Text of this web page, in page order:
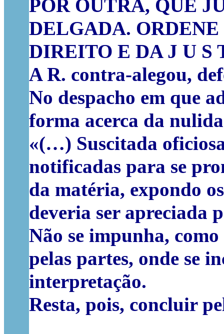
POR OUTRA, QUE
DELGADA. ORDENE
DIREITO E DA J U S
A R. contra-alegou,
No despacho em que
forma acerca da
«(…) Suscitada
notificadas para se
da matéria, expondo
deveria ser apreciada
Não se impunha,
pelas partes, onde se
interpretação.
Resta, pois, concluir